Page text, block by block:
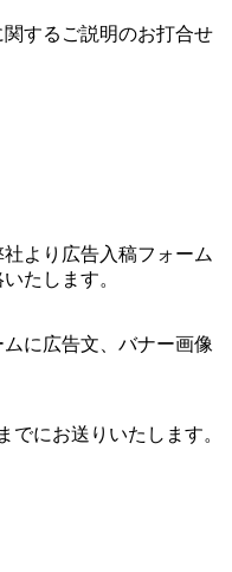
するご説明のお打合せ
より広告入稿フォーム
たします。
に広告文、バナー画像
でにお送りいたします。